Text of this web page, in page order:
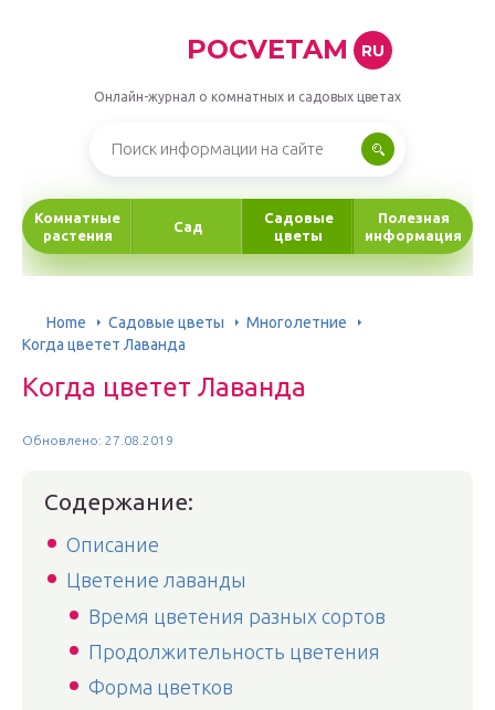
POCVETAM RU
Онлайн-журнал о комнатных и садовых цветах
Комнатные
растения
Сад
Садовые
цветы
Полезная
информация
Home Садовые цветы
Многолетние
Когда цветет Лаванда
Когда цветет Лаванда
Обновлено: 27.08.2019
Содержание:
Описание
Цветение лаванды
Время цветения разных сортов
Продолжительность цветения
Форма цветков